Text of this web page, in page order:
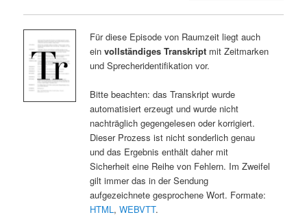
Für diese Episode von Raumzeit liegt auch
ein vollständiges Transkriptmit Zeitmarken
und Sprecheridentifikation vor.
Bitte beachten: das Transkript wurde
automatisiert erzeugt und wurde nicht
nachträglich gegengelesen oder korrigiert.
Dieser Prozess ist nicht sonderlich genau
und das Ergebnis enthält daher mit
Sicherheit eine Reihe von Fehlern. Im Zweifel
gilt immer das in der Sendung
aufgezeichnete gesprochene Wort. Formate:
HTML, WEBVTT.